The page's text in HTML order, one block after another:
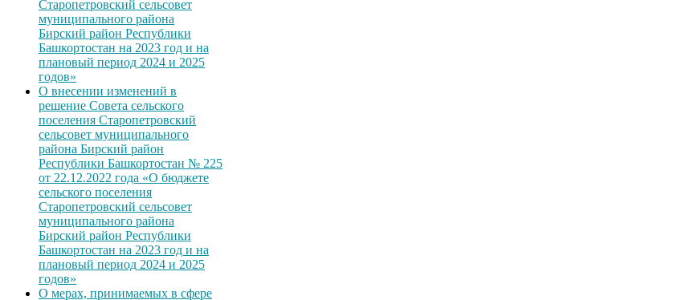
Старопетровский сельсовет
муниципального района
Бирский район Республики
Башкортостан на 2023 год и на
плановый период 2024 и 2025
годов»
О внесении изменений в
решение Совета сельского
поселения Старопетровский
сельсовет муниципального
района Бирский район
Республики Башкортостан № 225
от 22.12.2022 года «О бюджете
сельского поселения
Старопетровский сельсовет
муниципального района
Бирский район Республики
Башкортостан на 2023 год и на
плановый период 2024 и 2025
годов»
О мерах, принимаемых в сфере